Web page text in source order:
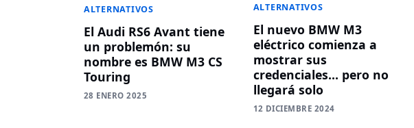
ALTERNATIVOS
El Audi RS6 Avant tiene
un problemón: su
nombre es BMW M3 CS
Touring
28 ENERO 2025
ALTERNATIVOS
El nuevo BMW M3
eléctrico comienza a
mostrar sus
credenciales… pero no
llegará solo
12 DICIEMBRE 2024